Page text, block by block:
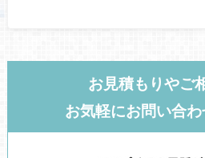
お見積もりやご
お気軽にお問い合わ